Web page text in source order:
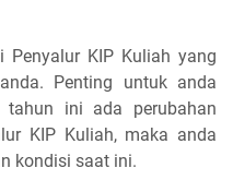
Penyalur KIP Kuliah yang
Penting untuk anda
ini ada perubahan
KIP Kuliah, maka anda
kondisi saat ini.